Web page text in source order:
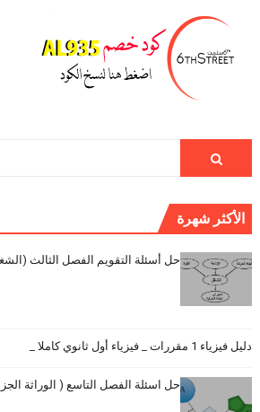
الأكثر شهرة
حل أسئلة التقويم الفصل الثالث
دليل فيزياء 1 مقررات _ فيزياء أول ثانوي كاملا _
حل اسئلة الفصل التاسع ( الوراثة